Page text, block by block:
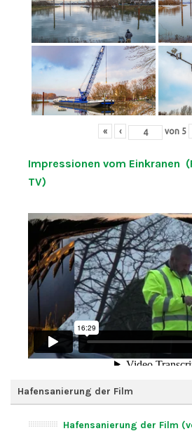
« ‹ von 5
Impressionen vom Einkranen
TV)
Hafensanierung der Film
Hafensanierung der Film